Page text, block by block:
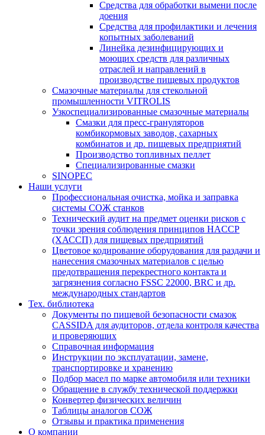
Средства для обработки вымени после
доения
Средства для профилактики и лечения
копытных заболеваний
Линейка дезинфицирующих и
моющих средств для различных
отраслей и направлений в
производстве пищевых продуктов
Смазочные материалы для стекольной
промышленности VITROLIS
Узкоспециализированные смазочные материалы
Смазки для пресс-грануляторов
комбикормовых заводов, сахарных
комбинатов и др. пищевых предприятий
Производство топливных пеллет
Специализированные смазки
SINOPEC
Наши услуги
Профессиональная очистка, мойка и заправка
системы СОЖ станков
Технический аудит на предмет оценки рисков с
точки зрения соблюдения принципов HACCP
(ХАССП) для пищевых предприятий
Цветовое кодирование оборудования для раздачи и
нанесения смазочных материалов с целью
предотвращения перекрестного контакта и
загрязнения согласно FSSC 22000, BRC и др.
международных стандартов
Тех. библиотека
Документы по пищевой безопасности смазок
CASSIDA для аудиторов, отдела контроля качества
и проверяющих
Справочная информация
Инструкции по эксплуатации, замене,
транспортировке и хранению
Подбор масел по марке автомобиля или техники
Обращение в службу технической поддержки
Конвертер физических величин
Таблицы аналогов СОЖ
Отзывы и практика применения
О компании